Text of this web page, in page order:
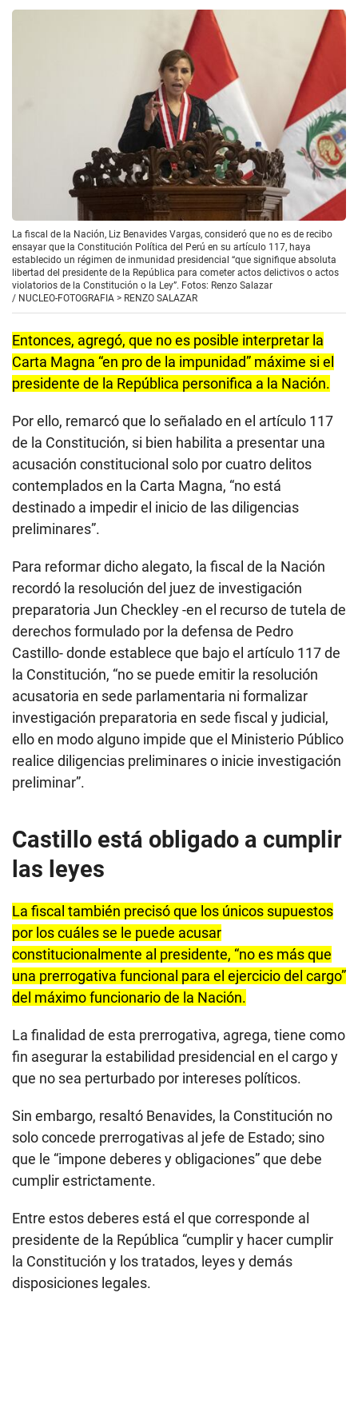
Constitución o la Ley”.
La fiscal de la Nación, Liz Benavides Vargas, consideró que no es de recibo
ensayar que la Constitución Política del Perú en su artículo 117, haya
establecido un régimen de inmunidad presidencial “que signifique absoluta
libertad del presidente de la República para cometer actos delictivos o actos
violatorios de la Constitución o la Ley”. Fotos: Renzo Salazar
Entonces, agregó, que no es posible interpretar la
Carta Magna “en pro de la impunidad” máxime si el
Por ello, remarcó que lo señalado en el artículo 117
de la Constitución, si bien habilita a presentar una
acusación constitucional solo por cuatro delitos
contemplados en la Carta Magna, “no está
destinado a impedir el inicio de las diligencias
Para reformar dicho alegato, la fiscal de la Nación
recordó la resolución del juez de investigación
preparatoria Jun Checkley -en el recurso de tutela de
derechos formulado por la defensa de Pedro
Castillo- donde establece que bajo el artículo 117 de
la Constitución, “no se puede emitir la resolución
acusatoria en sede parlamentaria ni formalizar
investigación preparatoria en sede fiscal y judicial,
ello en modo alguno impide que el Ministerio Público
realice diligencias preliminares o inicie investigación
Castillo está obligado a cumplir
las leyes
La fiscal también precisó que los únicos supuestos
por los cuáles se le puede acusar
constitucionalmente al presidente, “no es más que
una prerrogativa funcional para el ejercicio del cargo”
La finalidad de esta prerrogativa, agrega, tiene como
fin asegurar la estabilidad presidencial en el cargo y
Sin embargo, resaltó Benavides, la Constitución no
solo concede prerrogativas al jefe de Estado; sino
que le “impone deberes y obligaciones” que debe
Entre estos deberes está el que corresponde al
presidente de la República “cumplir y hacer cumplir
la Constitución y los tratados, leyes y demás